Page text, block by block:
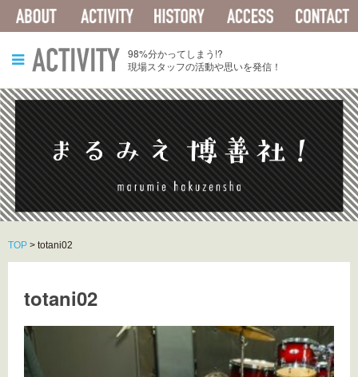
98%分かってしまう!?
現場スタッフの活動や思いを発信！
TOP > totani02
totani02